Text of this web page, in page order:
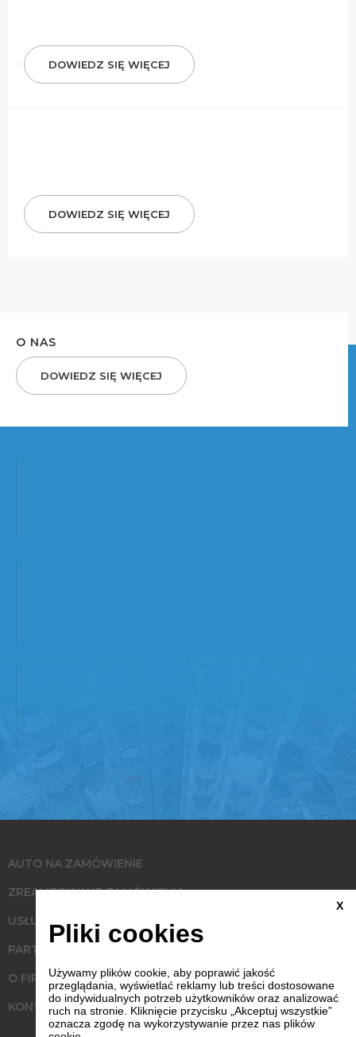
DOWIEDZ SIĘ WIĘCEJ
DOWIEDZ SIĘ WIĘCEJ
O NAS
DOWIEDZ SIĘ WIĘCEJ
AUTO NA ZAMÓWIENIE
ZREALIZOWANE ZAMÓWIENIA
USŁUGI
PARTNERZY
O FIRMIE
KONTAKT
X
Pliki cookies
Używamy plików cookie, aby poprawić jakość
przeglądania, wyświetlać reklamy lub treści dostosowane
do indywidualnych potrzeb użytkowników oraz analizować
ruch na stronie. Kliknięcie przycisku „Akceptuj wszystkie”
oznacza zgodę na wykorzystywanie przez nas plików